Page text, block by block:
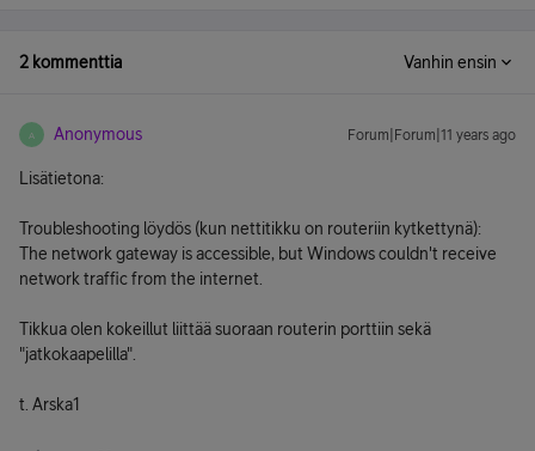
2 kommenttia Vanhin ensin
A Anonymous Forum|Forum|11 years ago
Lisätietona:
Troubleshooting löydös (kun nettitikku on routeriin kytkettynä):
The network gateway is accessible, but Windows couldn't receive
network traffic from the internet.
Tikkua olen kokeillut liittää suoraan routerin porttiin sekä
"jatkokaapelilla".
t. Arska1